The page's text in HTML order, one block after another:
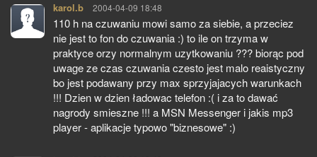
karol.b pisze:
2004-04-09 18:48
110 h na czuwaniu mowi samo za siebie, a przeciez
nie jest to fon do czuwania :) to ile on trzyma w
praktyce orzy normalnym uzytkowaniu ??? biorąc pod
uwage ze czas czuwania czesto jest malo reaistyczny
bo jest podawany przy max sprzyjajacych warunkach
!!! Dzien w dzien ładowac telefon :( i za to dawać
nagrody smieszne !!! a MSN Messenger i jakis mp3
player - aplikacje typowo "biznesowe" :)